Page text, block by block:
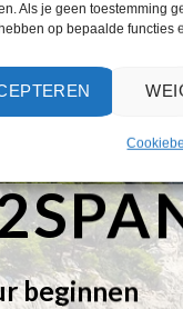
Als je geen toestemming
op bepaalde functies
beginnen